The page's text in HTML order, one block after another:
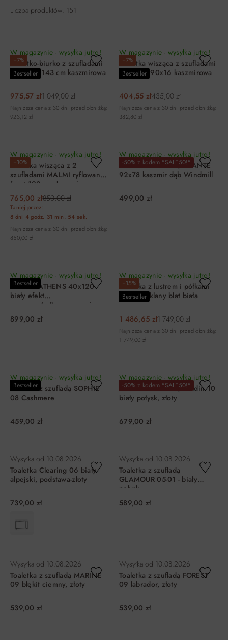
Liczba produktów: 151
−7%
Bestseller
W magazynie - wysyłka jutro!
Toaletko-biurko z szufladami
JUKON S 143 cm kaszmirowa
975,57 zł1 049,00 zł
Najniższa cena z 30 dni przed obniżką:
923,12 zł
−7%
Bestseller
W magazynie - wysyłka jutro!
Toaletka wisząca z szufladami
JUKON S 90x16 kaszmirowa
404,55 zł435,00 zł
Najniższa cena z 30 dni przed obniżką:
382,80 zł
−10%
W magazynie - wysyłka jutro!
Toaletka wisząca z 2
szufladami MALMI ryflowany
front 100cm - kaszmirowy -
złoty
765,00 zł850,00 zł
Taniej przez:
8 dni 4 godz. 31 min. 54 sek.
Najniższa cena z 30 dni przed obniżką:
850,00 zł
-50% z kodem "SALE50!"
W magazynie - wysyłka jutro!
Toaletka z szufladą AVANTE
92x78 kaszmir dąb Windmill
499,00 zł
Bestseller
W magazynie - wysyłka jutro!
Konsola ATHENS 40x120
biały efekt
marmuru/ryflowane nogi
899,00 zł
−15%
Bestseller
W magazynie - wysyłka jutro!
Toaletka z lustrem i półkami
BJ 136 szklany blat biała
1 486,65 zł1 749,00 zł
Najniższa cena z 30 dni przed obniżką:
1 749,00 zł
Bestseller
W magazynie - wysyłka jutro!
Toaletka z szufladą SOPHIE
08 Cashmere
459,00 zł
-50% z kodem "SALE50!"
W magazynie - wysyłka jutro!
Toaletka z szufladą Goldin 10
biały połysk, złoty
679,00 zł
Wysyłka od 10.08.2026
Toaletka Clearing 06 biały
alpejski, podstawa-złoty
739,00 zł
Wysyłka od 10.08.2026
Toaletka z szufladą
GLAMOUR 05-01 - biały
połysk
589,00 zł
Wysyłka od 10.08.2026
Toaletka z szufladą MARINE
09 błękit ciemny, złoty
539,00 zł
Wysyłka od 10.08.2026
Toaletka z szufladą FOREST
09 labrador, złoty
539,00 zł